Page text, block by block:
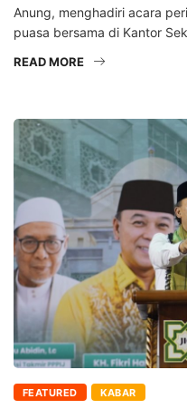
Anung, menghadiri acara
puasa bersama di Kantor
READ MORE
FEATURED KABAR